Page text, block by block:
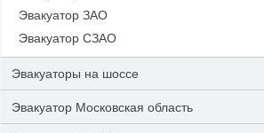
Эвакуатор ЗАО
Эвакуатор СЗАО
Эвакуаторы на шоссе
Эвакуатор Московская область